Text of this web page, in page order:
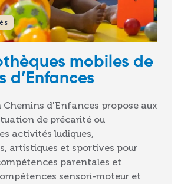
mobiles de
d’Enfances
d'Enfances propose aux
de précarité ou
activités ludiques,
artistiques et sportives pour
parentales et
sensori-moteur et